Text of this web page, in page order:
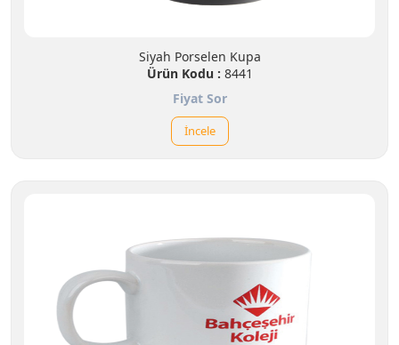
Siyah Porselen Kupa
Ürün Kodu : 8441
Fiyat Sor
İncele